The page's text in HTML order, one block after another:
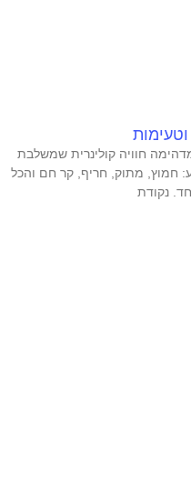
וטעימות
מדהימה חוויה קולינרית שמשלבת
חמוץ, מתוק, חריף, קר חם והכל
נקודת